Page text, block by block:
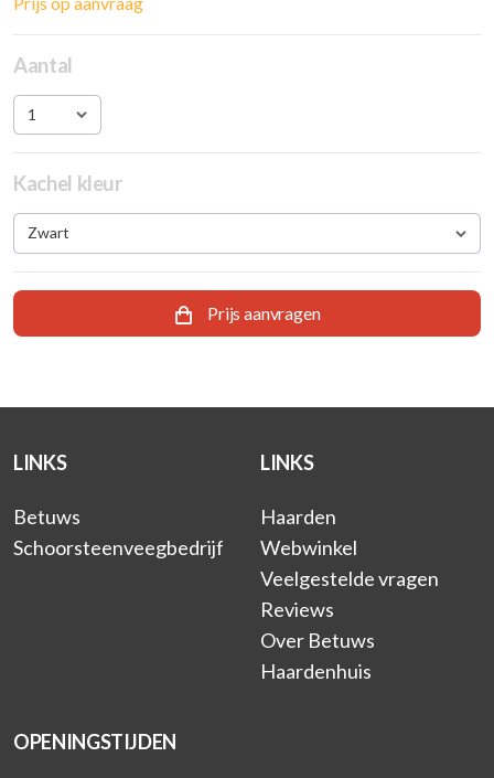
Aantal
1
Kachel kleur
Zwart
Prijs aanvragen
LINKS
Betuws
Schoorsteenveegbedrijf
LINKS
Haarden
Webwinkel
Veelgestelde vragen
Reviews
Over Betuws
Haardenhuis
OPENINGSTIJDEN